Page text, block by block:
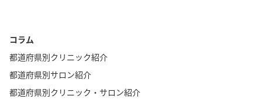
コラム
都道府県別クリニック紹介
都道府県別サロン紹介
都道府県別クリニック・サロン紹介